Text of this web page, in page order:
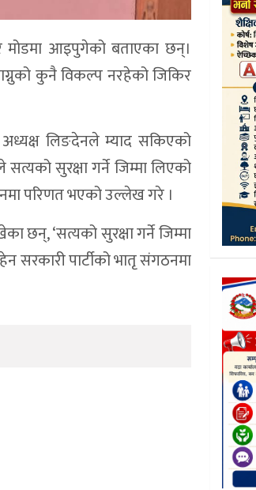
मोडमा आइपुगेको बताएका छन्।
कुनै विकल्प नरहेको जिकिर
लिङदेनले म्याद सकिएको
सुरक्षा गर्ने जिम्मा लिएको
परिणत भएको उल्लेख गरे ।
छन्, ‘सत्यको सुरक्षा गर्ने जिम्मा
सरकारी पार्टीको भातृ संगठनमा